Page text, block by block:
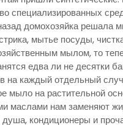
специализированных
домохозяйка решала
мытье посуды,
мылом, то
едва ли не десятки
на каждый отдельный
мыло на растительной
маслами нам заменяют
душа, кондиционеры и